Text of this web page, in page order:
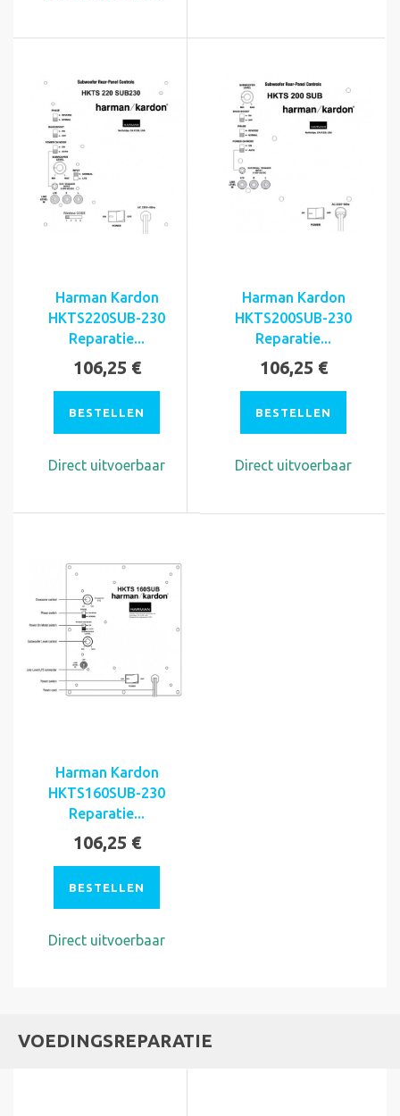
Harman Kardon
HKTS220SUB-230
Reparatie...
106,25 €
BESTELLEN
Direct uitvoerbaar
Harman Kardon
HKTS200SUB-230
Reparatie...
106,25 €
BESTELLEN
Direct uitvoerbaar
Harman Kardon
HKTS160SUB-230
Reparatie...
106,25 €
BESTELLEN
Direct uitvoerbaar
VOEDINGSREPARATIE